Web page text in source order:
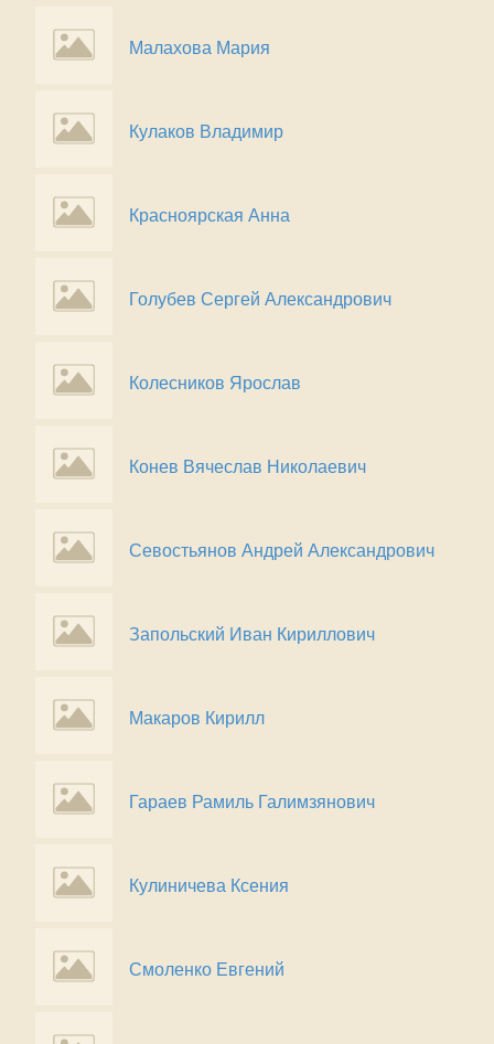
Малахова Мария
Кулаков Владимир
Красноярская Анна
Голубев Сергей Александрович
Колесников Ярослав
Конев Вячеслав Николаевич
Севостьянов Андрей Александрович
Запольский Иван Кириллович
Макаров Кирилл
Гараев Рамиль Галимзянович
Кулиничева Ксения
Смоленко Евгений